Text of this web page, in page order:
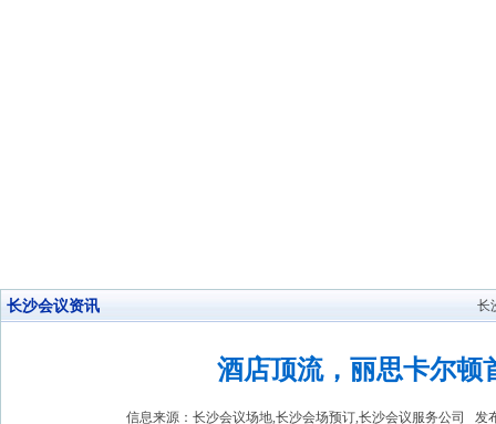
长沙会议资讯 长
酒店顶流，丽思卡尔顿
信息来源：长沙会议场地,长沙会场预订,长沙会议服务公司 发